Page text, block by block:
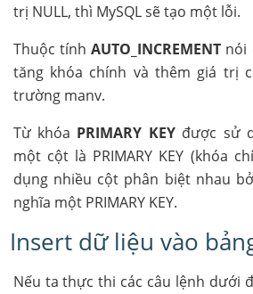
trị NULL, thì MySQL sẽ tạo một lỗi.
Thuộc tínhAUTO_INCREMENT nói
tăng khóa chính và thêm giá trị
trường manv.
Từ khóa PRIMARY KEYđược sử
một cột là PRIMARY KEY (khóa
dụng nhiều cột phân biệt nhau
nghĩa một PRIMARY KEY.
Insert dữ liệu vào
Nếu ta thực thi các câu lệnh dưới